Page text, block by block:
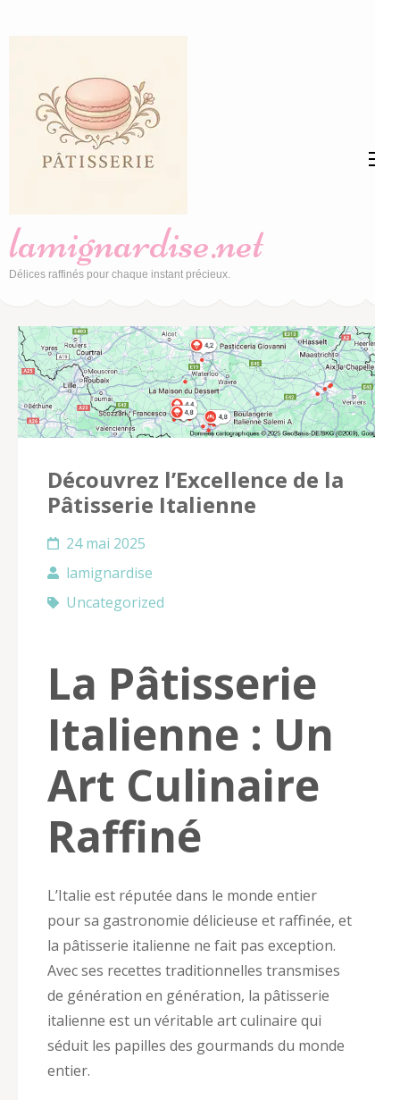
(Pressez
Entrée)
lamignardise.net
Délices raffinés pour chaque instant précieux.
Découvrez l’Excellence de la
Pâtisserie Italienne
24 mai 2025
lamignardise
Uncategorized
La Pâtisserie
Italienne : Un
Art Culinaire
Raffiné
L’Italie est réputée dans le monde entier
pour sa gastronomie délicieuse et raffinée, et
la pâtisserie italienne ne fait pas exception.
Avec ses recettes traditionnelles transmises
de génération en génération, la pâtisserie
italienne est un véritable art culinaire qui
séduit les papilles des gourmands du monde
entier.